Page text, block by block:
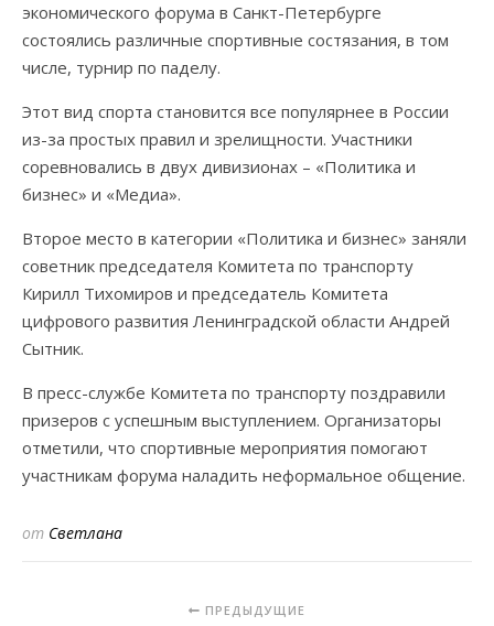
экономического форума в Санкт-Петербурге
состоялись различные спортивные состязания, в том
числе, турнир по паделу.
Этот вид спорта становится все популярнее в России
из-за простых правил и зрелищности. Участники
соревновались в двух дивизионах – «Политика и
бизнес» и «Медиа».
Второе место в категории «Политика и бизнес» заняли
советник председателя Комитета по транспорту
Кирилл Тихомиров и председатель Комитета
цифрового развития Ленинградской области Андрей
Сытник.
В пресс-службе Комитета по транспорту поздравили
призеров с успешным выступлением. Организаторы
отметили, что спортивные мероприятия помогают
участникам форума наладить неформальное общение.
от Светлана
ПРЕДЫДУЩИЕ